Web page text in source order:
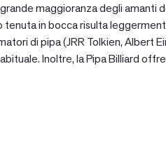
maggioranza degli amanti
in bocca risulta
di pipa (JRR Tolkien, Albert
Inoltre, la Pipa Billiard